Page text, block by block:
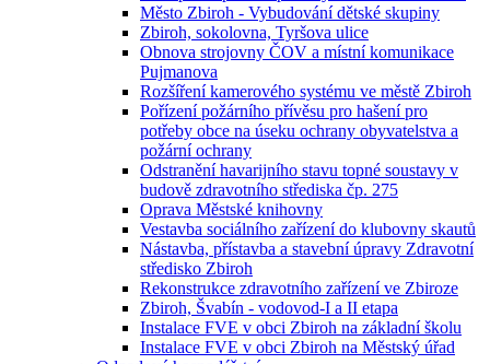
Město Zbiroh - Vybudování dětské skupiny
Zbiroh, sokolovna, Tyršova ulice
Obnova strojovny ČOV a místní komunikace
Pujmanova
Rozšíření kamerového systému ve městě Zbiroh
Pořízení požárního přívěsu pro hašení pro
potřeby obce na úseku ochrany obyvatelstva a
požární ochrany
Odstranění havarijního stavu topné soustavy v
budově zdravotního střediska čp. 275
Oprava Městské knihovny
Vestavba sociálního zařízení do klubovny skautů
Nástavba, přístavba a stavební úpravy Zdravotní
středisko Zbiroh
Rekonstrukce zdravotního zařízení ve Zbiroze
Zbiroh, Švabín - vodovod-I a II etapa
Instalace FVE v obci Zbiroh na základní školu
Instalace FVE v obci Zbiroh na Městský úřad